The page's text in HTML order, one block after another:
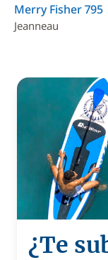
Merry Fisher 795
Jeanneau
¿Te